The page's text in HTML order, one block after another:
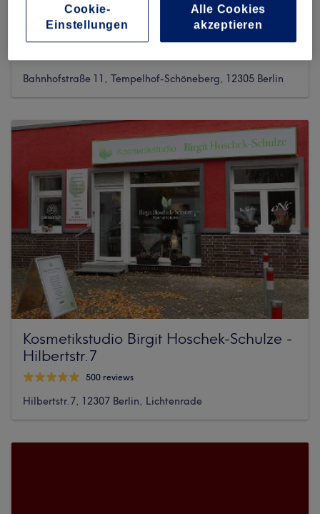
Girly The Nail Bar - Lichtenrade
Bahnhofstraße 11, Tempelhof-Schöneberg, 12305 Berlin
Kosmetikstudio Birgit Hoschek-Schulze -
Hilbertstr.7
500 reviews
Hilbertstr.7, 12307 Berlin, Lichtenrade
Cookie-
Einstellungen
Alle Cookies
akzeptieren